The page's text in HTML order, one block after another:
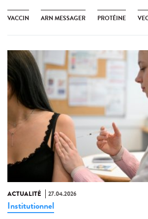
VACCIN ARN MESSAGER PROTÉINE
ACTUALITÉ 27.04.2026
Institutionnel